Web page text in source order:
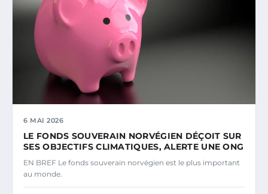
6 MAI 2026
LE FONDS SOUVERAIN NORVÉGIEN DÉÇOIT SUR
SES OBJECTIFS CLIMATIQUES, ALERTE UNE ONG
EN BREF Le fonds souverain norvégien est le plus important
au monde.